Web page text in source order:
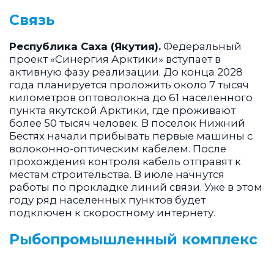
Связь
Республика Саха (Якутия). Федеральный
проект «Синергия Арктики» вступает в
активную фазу реализации. До конца 2028
года планируется проложить около 7 тысяч
километров оптоволокна до 61 населенного
пункта якутской Арктики, где проживают
более 50 тысяч человек. В поселок Нижний
Бестях начали прибывать первые машины с
волоконно-оптическим кабелем. После
прохождения контроля кабель отправят к
местам строительства. В июле начнутся
работы по прокладке линий связи. Уже в этом
году ряд населенных пунктов будет
подключен к скоростному интернету.
Рыбопромышленный комплекс